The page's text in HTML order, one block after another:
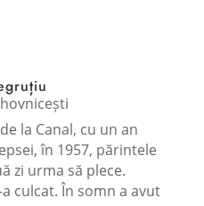
la Canal, cu un an
în 1957, părintele
zi urma să plece.
culcat. În somn a avut